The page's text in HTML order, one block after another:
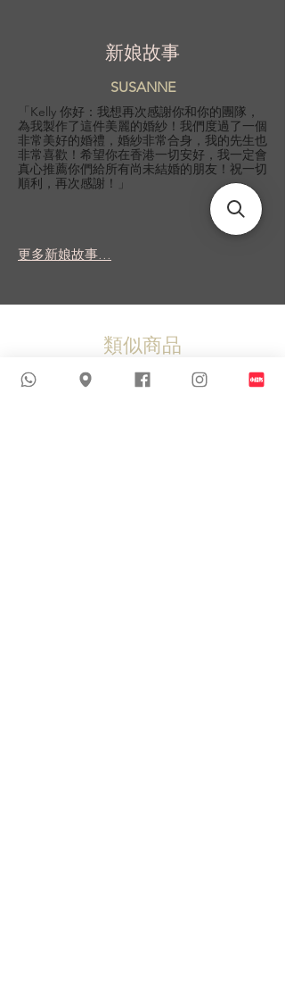
新娘故事
SUSANNE
「Kelly 你好：我想再次感謝你和你的團隊，
為我製作了這件美麗的婚紗！我們度過了一個
非常美好的婚禮，婚紗非常合身，我的先生也
非常喜歡！希望你在香港一切安好，我一定會
真心推薦你們給所有尚未結婚的朋友！祝一切
順利，再次感謝！」
更多新娘故事...
類似商品